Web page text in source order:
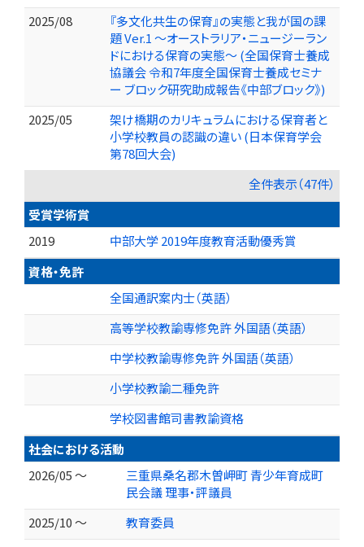
2025/08
『多文化共生の保育』の実態と我が国の課
題 Ver.1 〜オーストラリア・ニュージーラン
ドにおける保育の実態〜 (全国保育士養成
協議会 令和7年度全国保育士養成セミナ
ー ブロック研究助成報告《中部ブロック》)
2025/05
架け橋期のカリキュラムにおける保育者と
小学校教員の認識の違い (日本保育学会
第78回大会)
全件表示（47件）
受賞学術賞
2019
中部大学 2019年度教育活動優秀賞
資格・免許
全国通訳案内士（英語）
高等学校教諭専修免許 外国語（英語）
中学校教諭専修免許 外国語（英語）
小学校教諭二種免許
学校図書館司書教諭資格
社会における活動
2026/05 ～
三重県桑名郡木曽岬町 青少年育成町
民会議 理事・評議員
2025/10 ～
教育委員